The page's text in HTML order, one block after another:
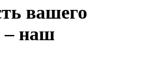
вашего
– наш